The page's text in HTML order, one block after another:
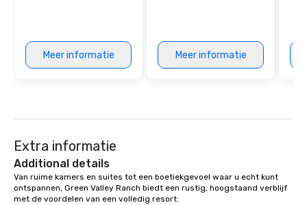
Meer informatie Meer informatie
Extra informatie
Additional details
Van ruime kamers en suites tot een boetiekgevoel waar u echt kunt
ontspannen, Green Valley Ranch biedt een rustig, hoogstaand verblijf
met de voordelen van een volledig resort: